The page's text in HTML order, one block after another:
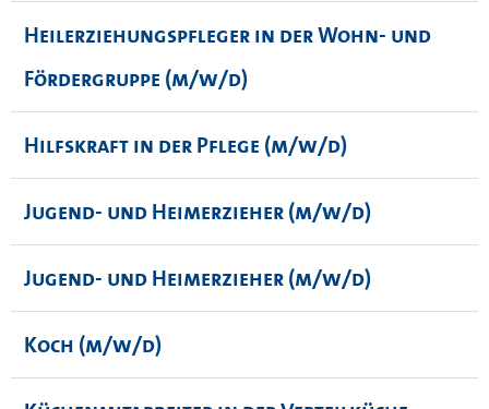
Heilerziehungspfleger in der Wohn- und
Fördergruppe (m/w/d)
Hilfskraft in der Pflege (m/w/d)
Jugend- und Heimerzieher (m/w/d)
Jugend- und Heimerzieher (m/w/d)
Koch (m/w/d)